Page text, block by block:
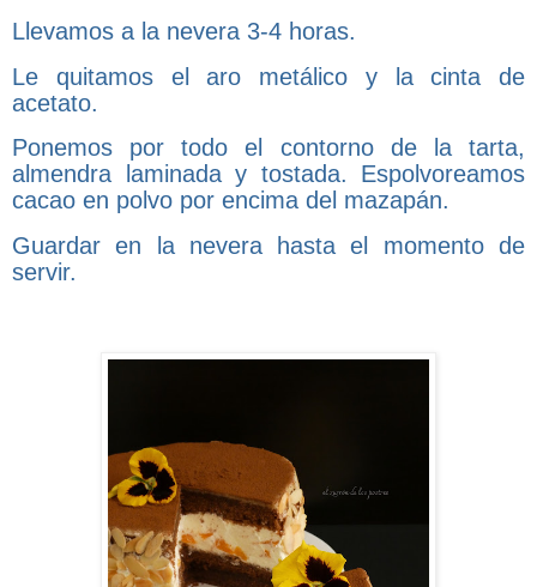
Llevamos a la nevera 3-4 horas.
Le quitamos el aro metálico y la cinta de
acetato.
Ponemos por todo el contorno de la tarta,
almendra laminada y tostada. Espolvoreamos
cacao en polvo por encima del mazapán.
Guardar en la nevera hasta el momento de
servir.